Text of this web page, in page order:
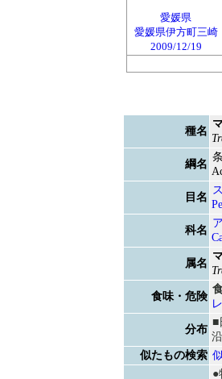
愛媛県
愛媛県伊方町三崎
2009/12/19
種名
綱名
目名
科名
属名
食味・危険
分布
■
似たもの検索
●